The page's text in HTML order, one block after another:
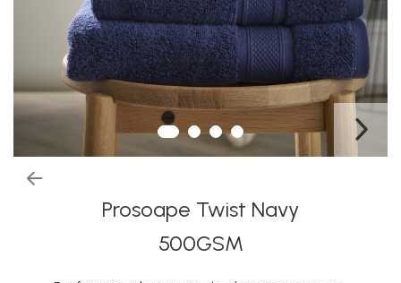
Prosoape Twist Navy
500GSM